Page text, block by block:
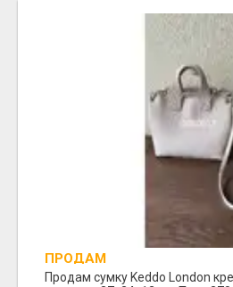
ПРОДАМ
Продам сумку Keddo London